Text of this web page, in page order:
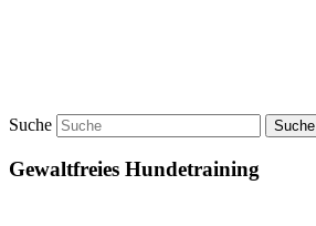
Suche
Gewaltfreies Hundetraining